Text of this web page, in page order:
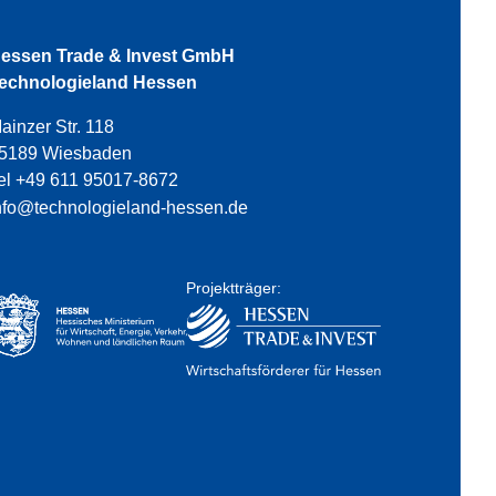
Trade & Invest GmbH
Hessen
Str. 118
Wiesbaden
+49 611 95017-8672
hessen.de
Projektträger: